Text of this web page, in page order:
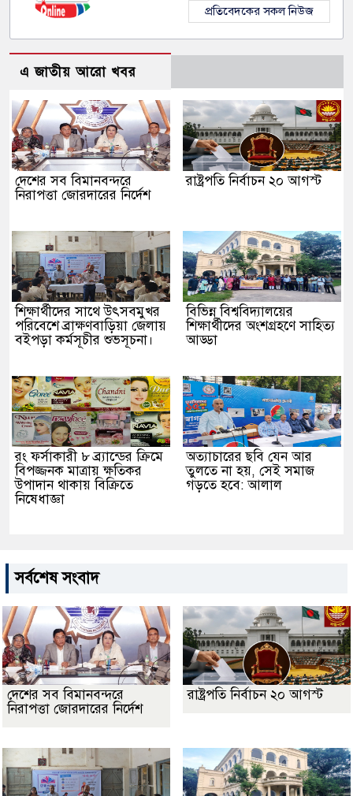
প্রতিবেদকের সকল নিউজ
এ জাতীয় আরো খবর
দেশের সব বিমানবন্দরে
নিরাপত্তা জোরদারের নির্দেশ
রাষ্ট্রপতি নির্বাচন ২০ আগস্ট
শিক্ষার্থীদের সাথে উৎসবমুখর
পরিবেশে ব্রাক্ষণবাড়িয়া জেলায়
বইপড়া কর্মসূচীর শুভসূচনা।
বিভিন্ন বিশ্ববিদ্যালয়ের
শিক্ষার্থীদের অংশগ্রহণে সাহিত্য
আড্ডা
রং ফর্সাকারী ৮ ব্র্যান্ডের ক্রিমে
বিপজ্জনক মাত্রায় ক্ষতিকর
উপাদান থাকায় বিক্রিতে
নিষেধাজ্ঞা
অত্যাচারের ছবি যেন আর
তুলতে না হয়, সেই সমাজ
গড়তে হবে: আলাল
সর্বশেষ সংবাদ
দেশের সব বিমানবন্দরে
নিরাপত্তা জোরদারের নির্দেশ
রাষ্ট্রপতি নির্বাচন ২০ আগস্ট